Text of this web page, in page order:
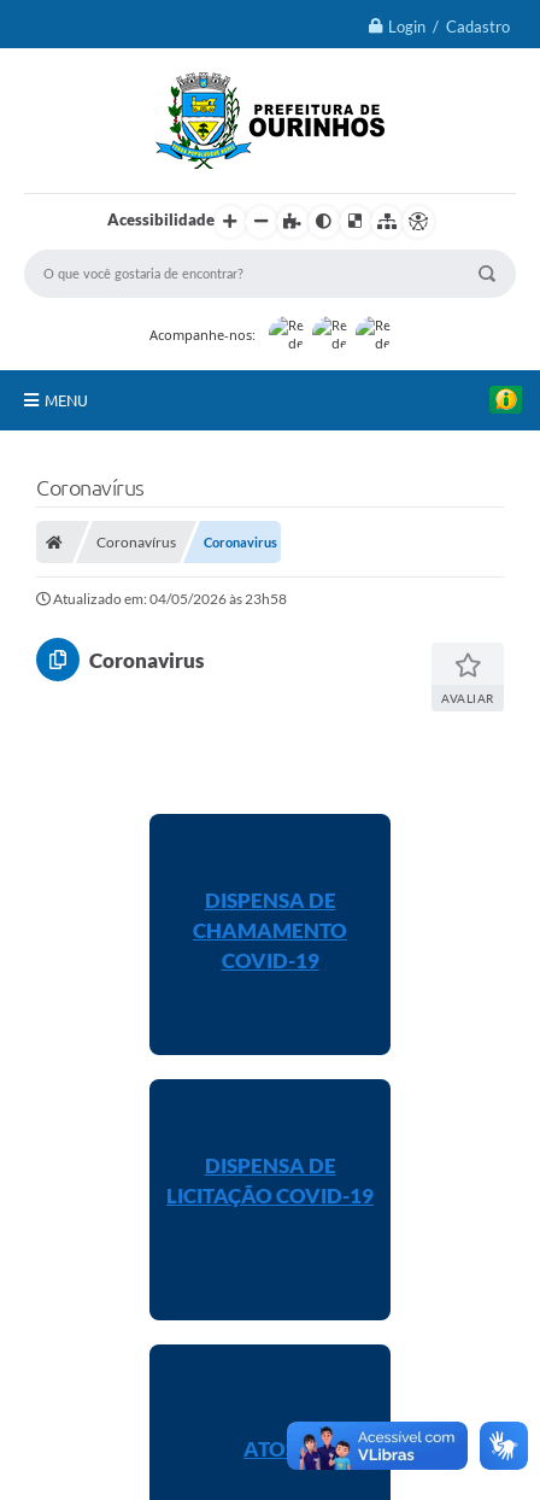
Login / Cadastro
Acessibilidade
Acompanhe-nos:
MENU
Ourinhos
Prefeitura
Portal da Transparência
Turismo
Coronavírus
Coronavírus Coronavirus
Atualizado em: 04/05/2026 às 23h58
Coronavirus
AVALIAR
DISPENSA DE
CHAMAMENTO
COVID-19
DISPENSA DE
LICITAÇÃO COVID-19
ATOS